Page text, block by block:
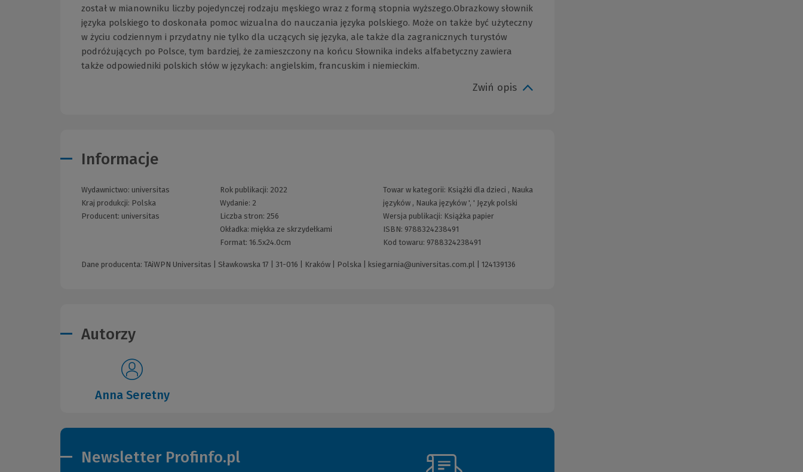
został w mianowniku liczby pojedynczej rodzaju męskiego wraz z formą stopnia wyższego.Obrazkowy słownik
języka polskiego to doskonała pomoc wizualna do nauczania języka polskiego. Może on także być użyteczny
w życiu codziennym i przydatny nie tylko dla uczących się języka, ale także dla zagranicznych turystów
podróżujących po Polsce, tym bardziej, że zamieszczony na końcu Słownika indeks alfabetyczny zawiera
także odpowiedniki polskich słów w językach: angielskim, francuskim i niemieckim.
Zwiń opis
Informacje
Wydawnictwo: universitas
Kraj produkcji: Polska
Producent: universitas
Rok publikacji: 2022
Wydanie: 2
Liczba stron: 256
Okładka: miękka ze skrzydełkami
Format:16.5x24.0cm
Towar w kategorii: Książki dla dzieci , Nauka
języków, Nauka języków', ' Język polski
Wersja publikacji: Książka papier
ISBN: 9788324238491
Kod towaru: 9788324238491
Dane producenta: TAiWPN Universitas | Sławkowska 17 | 31-016 | Kraków | Polska | ksiegarnia@universitas.com.pl 124139136
Autorzy
Anna Seretny
Newsletter Profinfo.pl